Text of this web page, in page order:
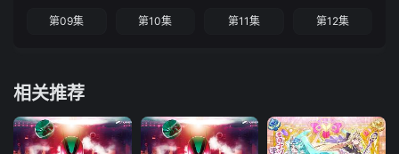
第09集 第10集 第11集 第12集
相关推荐